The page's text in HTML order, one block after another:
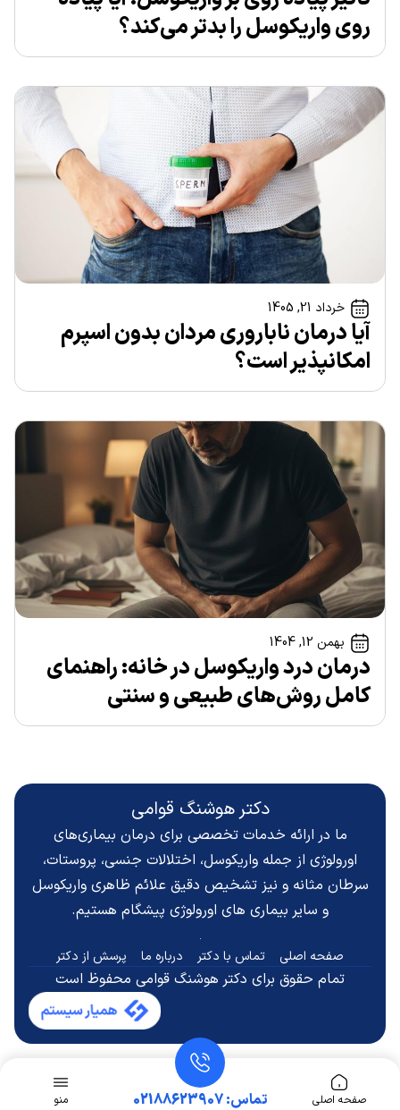
روی واریکوسل را بدتر می‌کند؟
خرداد 21, 1405
آیا درمان ناباروری مردان بدون اسپرم
امکانپذیر است؟
بهمن 12, 1404
درمان درد واریکوسل در خانه: راهنمای
کامل روش‌های طبیعی و سنتی
دکتر هوشنگ قوامی
ما در ارائه خدمات تخصصی برای درمان بیماری‌های
اورولوژی از جمله واریکوسل، اختلالات جنسی، پروستات،
سرطان مثانه و نیز تشخیص دقیقعلائم ظاهری واریکوسل
و سایر بیماری های اورولوژی پیشگام هستیم.
صفحه اصلی تماس با دکتر درباره ما پرسش از دکتر
تمام حقوق برای دکتر هوشنگ قوامی محفوظ است
صفحه اصلی تماس: 02188623907 منو